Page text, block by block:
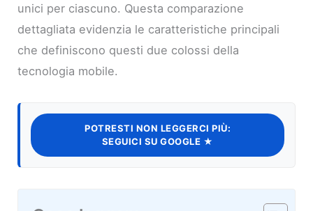
unici per ciascuno. Questa comparazione
dettagliata evidenzia le caratteristiche principali
che definiscono questi due colossi della
tecnologia mobile.
POTRESTI NON LEGGERCI PIÙ:
SEGUICI SU GOOGLE ★